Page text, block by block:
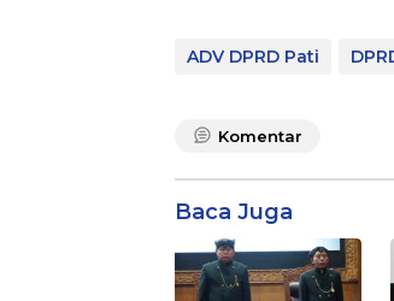
ADV DPRD Pati
Komentar
Baca Juga